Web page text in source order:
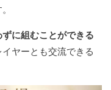
に組むことができる
ヤーとも交流できる